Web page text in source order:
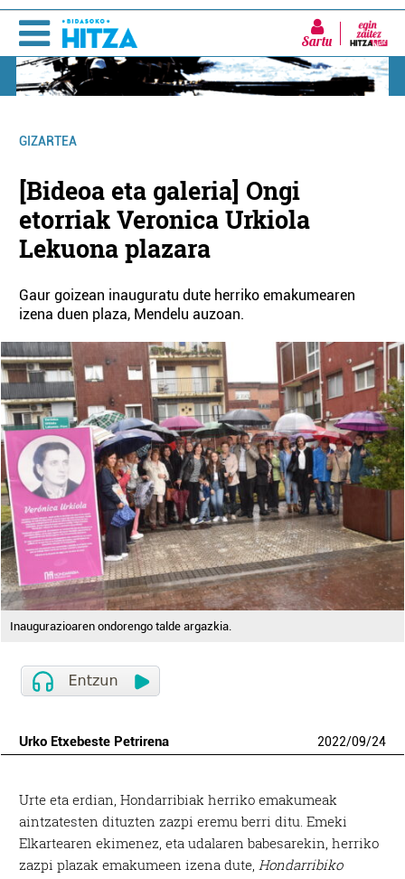
Sartu
GIZARTEA
[Bideoa eta galeria] Ongi
etorriak Veronica Urkiola
Lekuona plazara
Gaur goizean inauguratu dute herriko emakumearen
izena duen plaza, Mendelu auzoan.
Inaugurazioaren ondorengo talde argazkia.
Urko Etxebeste Petrirena 2022/09/24
Urte eta erdian, Hondarribiak herriko emakumeak
aintzatesten dituzten zazpi eremu berri ditu. Emeki
Elkartearen ekimenez, eta udalaren babesarekin, herriko
zazpi plazak emakumeen izena dute,Hondarribiko